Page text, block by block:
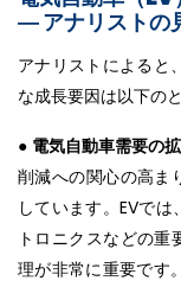
― アナリストの
アナリストによると
な成長要因は以下の
● 電気自動車需要の
削減への関心の高ま
しています。EVで
トロニクスなどの
理が非常に重要です